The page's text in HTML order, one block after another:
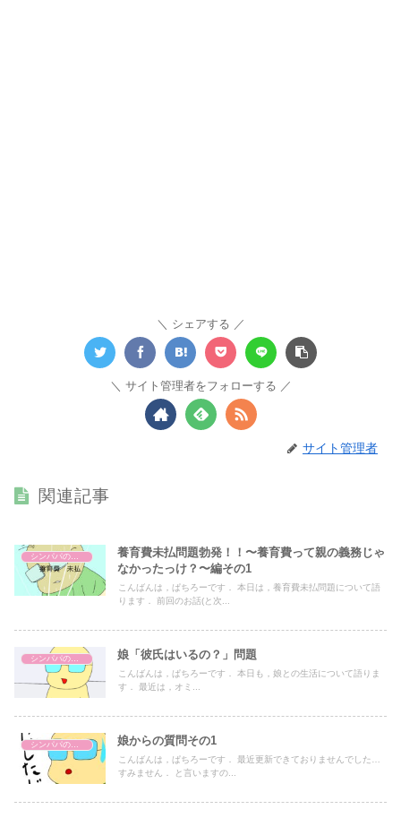
シェアする
サイト管理者をフォローする
サイト管理者
関連記事
シンパパの生活
養育費未払問題勃発！！〜養育費って親の義務じゃ
なかったっけ？〜編その1
こんばんは，ぱちろーです． 本日は，養育費未払問題について語
ります． 前回のお話(と次...
シンパパの生活 娘「彼氏はいるの？」問題
こんばんは，ぱちろーです． 本日も，娘との生活について語りま
す． 最近は，オミ...
娘からの質問その1
こんばんは，ぱちろーです． 最近更新できておりませんでした…
すみません． と言いますの...